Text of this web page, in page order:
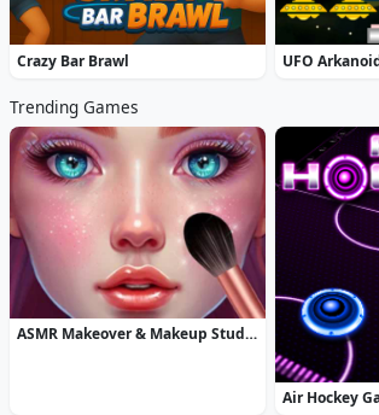
Crazy Bar Brawl UFO
Trending Games
ASMR Makeover & Makeup Studio
Air Hockey